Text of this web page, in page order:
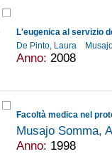
De Pinto, Laura
Anno: 2008
Facoltà medica nel
Musajo Somma,
Anno: 1998